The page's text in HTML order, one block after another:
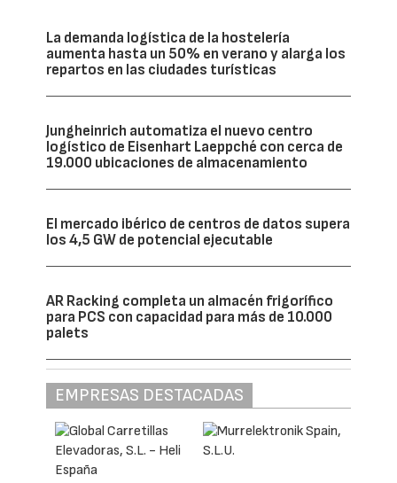
La demanda logística de la hostelería
aumenta hasta un 50% en verano y alarga los
repartos en las ciudades turísticas
Jungheinrich automatiza el nuevo centro
logístico de Eisenhart Laeppché con cerca de
19.000 ubicaciones de almacenamiento
El mercado ibérico de centros de datos supera
los 4,5 GW de potencial ejecutable
AR Racking completa un almacén frigorífico
para PCS con capacidad para más de 10.000
palets
EMPRESAS DESTACADAS